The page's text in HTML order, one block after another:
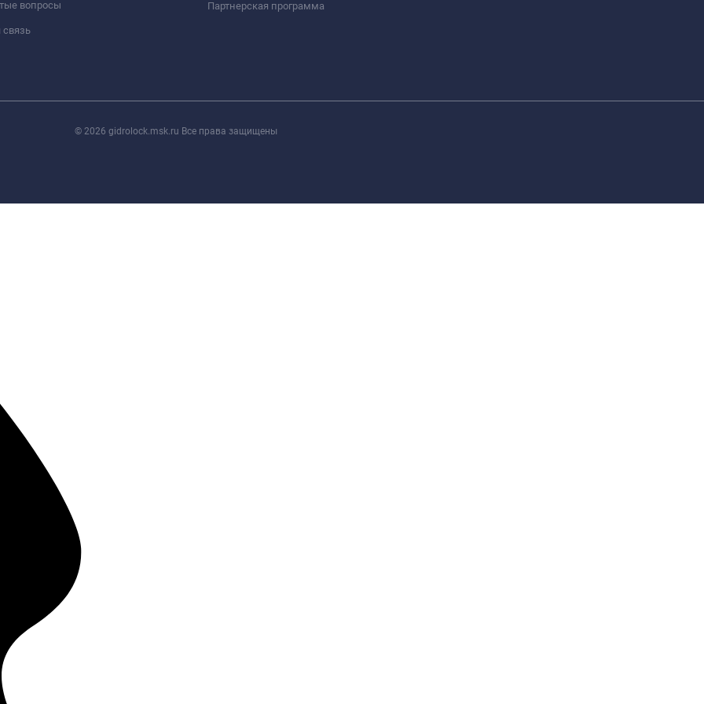
вопросы
связь
Партнерская программа
© 2026 gidrolock.msk.ru Все права защищены